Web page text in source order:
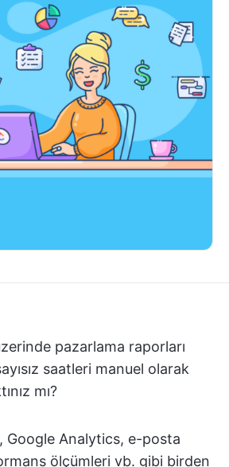
pazarlama raporları
saatleri manuel olarak
mı?
Google Analytics, e-posta
ölçümleri vb. gibi birden